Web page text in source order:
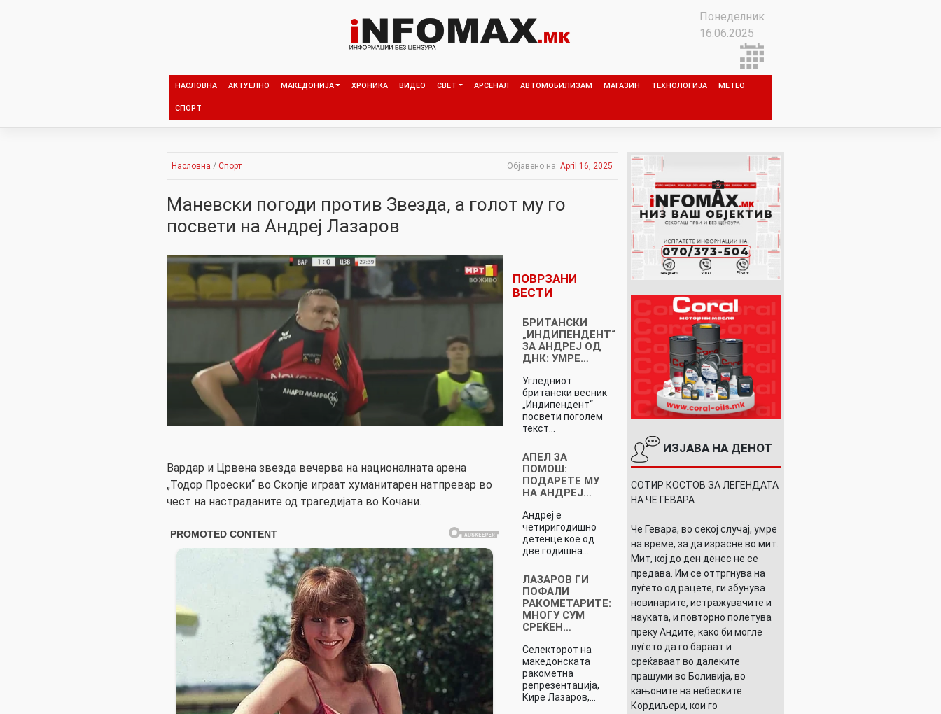
Понеделник
16.06.2025
НАСЛОВНА АКТУЕЛНО МАКЕДОНИЈА ХРОНИКА ВИДЕО СВЕТ АРСЕНАЛ АВТОМОБИЛИЗАМ МАГАЗИН ТЕХНОЛОГИЈА МЕТЕО
СПОРТ
Насловна / Спорт Објавено на: April 16, 2025
Маневски погоди против Звезда, а голот му го
посвети на Андреј Лазаров
Вардар и Црвена звезда вечерва на националната арена
„Тодор Проески“ во Скопје играат хуманитарен натпревар во
чест на настраданите од трагедијата во Кочани.
ПОВРЗАНИ
ВЕСТИ
БРИТАНСКИ
„ИНДИПЕНДЕНТ“
ЗА АНДРЕЈ ОД
ДНК: УМРЕ…
Угледниот
британски весник
„Индипендент“
посвети поголем
текст…
АПЕЛ ЗА
ПОМОШ:
ПОДАРЕТЕ МУ
НА АНДРЕЈ…
Андреј е
четиригодишно
детенце кое од
две годишна…
ЛАЗАРОВ ГИ
ПОФАЛИ
РАКОМЕТАРИТЕ:
МНОГУ СУМ
СРЕЌЕН…
Селекторот на
македонската
ракометна
репрезентација,
Кире Лазаров,…
ИЗЈАВА НА ДЕНОТ
СОТИР КОСТОВ ЗА ЛЕГЕНДАТА
НА ЧЕ ГЕВАРА
Че Гевара, во секој случај, умре
на време, за да израсне во мит.
Мит, кој до ден денес не се
предава. Им се оттргнува на
луѓето од рацете, ги збунува
новинарите, истражувачите и
науката, и повторно полетува
преку Андите, како би могле
луѓето да го бараат и
среќаваат во далеките
прашуми во Боливија, во
кањоните на небеските
Кордиљери, кои го